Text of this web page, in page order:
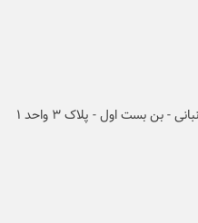
بن بست اول - پلاک 3 واحد 1